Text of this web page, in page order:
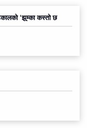
‘झुम्का कस्तो छ